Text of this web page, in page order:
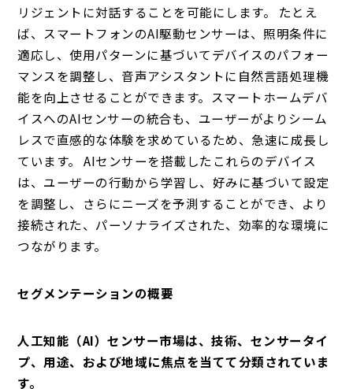
リジェントに対話することを可能にします。 たとえ
ば、スマートフォンのAI駆動センサーは、照明条件に
適応し、使用パターンに基づいてデバイスのパフォー
マンスを調整し、音声アシスタントに自然言語処理機
能を向上させることができます。スマートホームデバ
イスへのAIセンサーの統合も、ユーザーがよりシーム
レスで直感的な体験を求めているため、急速に成長し
ています。 AIセンサーを搭載したこれらのデバイス
は、ユーザーの行動から学習し、好みに基づいて設定
を調整し、さらにニーズを予測することができ、より
接続された、パーソナライズされた、効率的な環境に
つながります。
セグメンテーションの概要
人工知能（AI）センサー市場は、技術、センサータイ
プ、用途、および地域に焦点を当てて分類されていま
す。